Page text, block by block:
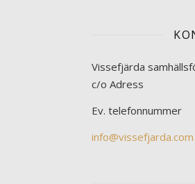
Vissefjärda
c/o Adress
Ev. telefonnummer
info@vissefjarda.com